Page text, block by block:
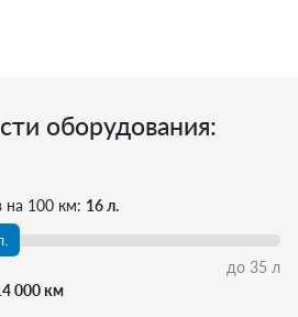
оборудования:
на 100 км: 16 л.
до 35 л
000 км